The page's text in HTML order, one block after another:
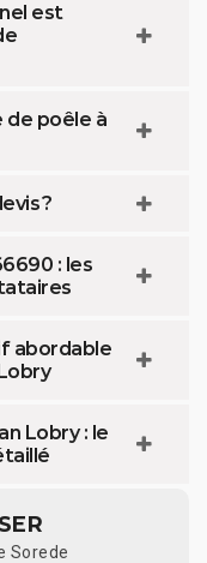
est
de poêle à
?
: les
abordable
Lobry : le
Sorede